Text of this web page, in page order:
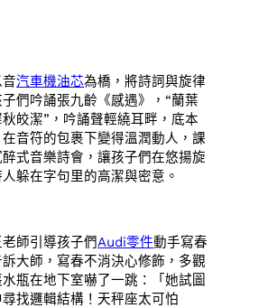
音汽車機油芯為橋，將詩詞與旋律
們吟誦張九齡《感遇》，“蘭葉
皎潔”，吟誦聲輕繞耳畔，底本
音符的包裹下變得溫潤動人，課
式音樂詩會，讓孩子們在悠揚旋
躲在字句里的高潔與密意。
師引導孩子們Audi零件動手寫春
大師，寫春不消決心修飾，多觀
瓶在地下室嚇了一跳：「她試圖
找邏輯結構！天秤座太可怕